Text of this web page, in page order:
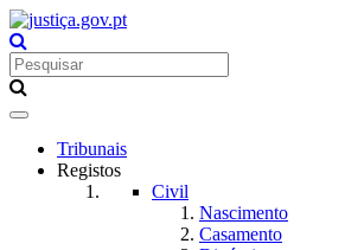
Toggle
navigationTribunais
Registos
Civil
Nascimento
Casamento